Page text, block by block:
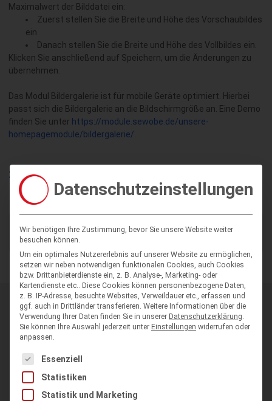
Maximalwert der Bilddatei ein:
Zuerst stellen Sie die Breite und Höhe des Vorschaubildes
ein
Danach stellen Sie die Breite und Höhe des Vollbildes ein.
Klicken Sie anschließend auf Speichern, um die Änderungen zu
übernehmen.
Das Modul Bildergalerie ist für mobile Geräte optimiert. Hierbei
passt sich die Bildergalerie an die Bildschirmgröße an. Eine Demo
finden Sie unter https://module.sewobe.de/unsere-
homepagemodule/bildergalerie/.
zurück
Benötigen Sie
weitere Hilfe?
Zum Serviceportal
Datenschutzeinstellungen
Wir benötigen Ihre Zustimmung, bevor Sie unsere Website weiter
besuchen können.
Um ein optimales Nutzererlebnis auf unserer Website zu ermöglichen,
setzen wir neben notwendigen funktionalen Cookies, auch Cookies
bzw. Drittanbieterdienste ein, z. B. Analyse-, Marketing- oder
Kartendienste etc.. Diese Cookies können personenbezogene Daten,
z. B. IP-Adresse, besuchte Websites, Verweildauer etc., erfassen und
ggf. auch in Drittländer transferieren. Weitere Informationen über die
Verwendung Ihrer Daten finden Sie in unserer Datenschutzerklärung.
Sie können Ihre Auswahl jederzeit unter Einstellungen widerrufen oder
anpassen.
Es folgt eine Liste der Service-Gruppen, für die eine
Essenziell
Statistiken
Statistik und Marketing
Neuigkeiten
Presseerklärungen